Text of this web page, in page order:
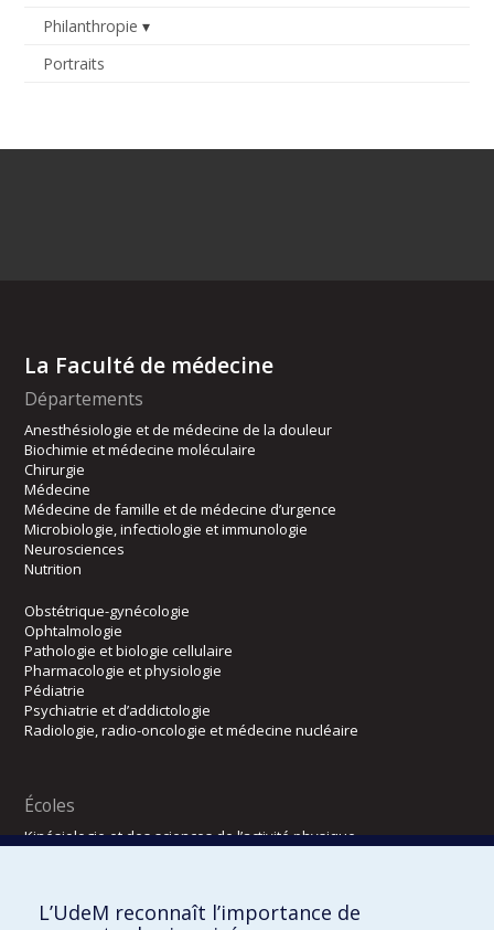
Philanthropie
Portraits
La Faculté de médecine
Départements
Anesthésiologie et de médecine de la douleur
Biochimie et médecine moléculaire
Chirurgie
Médecine
Médecine de famille et de médecine d’urgence
Microbiologie, infectiologie et immunologie
Neurosciences
Nutrition
Obstétrique-gynécologie
Ophtalmologie
Pathologie et biologie cellulaire
Pharmacologie et physiologie
Pédiatrie
Psychiatrie et d’addictologie
Radiologie, radio-oncologie et médecine nucléaire
Écoles
Kinésiologie et des sciences de l’activité physique
L’UdeM reconnaît l’importance de